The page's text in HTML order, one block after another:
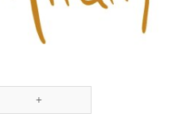
-330K số lượng